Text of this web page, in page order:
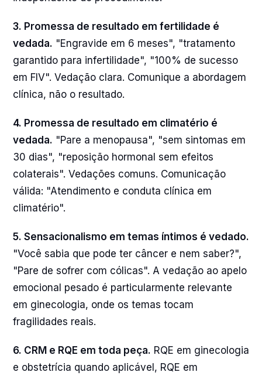
3. Promessa de resultado em fertilidade é
vedada. "Engravide em 6 meses", "tratamento
garantido para infertilidade", "100% de sucesso
em FIV". Vedação clara. Comunique a abordagem
clínica, não o resultado.
4. Promessa de resultado em climatério é
vedada. "Pare a menopausa", "sem sintomas em
30 dias", "reposição hormonal sem efeitos
colaterais". Vedações comuns. Comunicação
válida: "Atendimento e conduta clínica em
climatério".
5. Sensacionalismo em temas íntimos é vedado.
"Você sabia que pode ter câncer e nem saber?",
"Pare de sofrer com cólicas". A vedação ao apelo
emocional pesado é particularmente relevante
em ginecologia, onde os temas tocam
fragilidades reais.
6. CRM e RQE em toda peça. RQE em ginecologia
e obstetrícia quando aplicável, RQE em